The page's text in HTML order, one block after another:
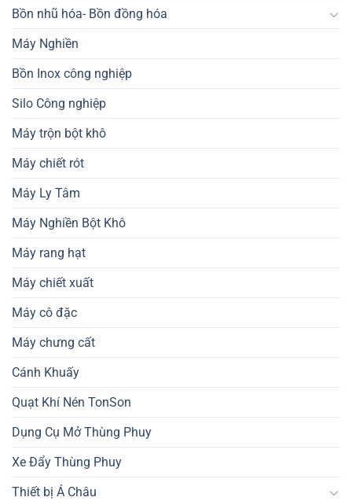
Bồn nhũ hóa- Bồn đồng hóa
Máy Nghiền
Bồn Inox công nghiệp
Silo Công nghiệp
Máy trộn bột khô
Máy chiết rót
Máy Ly Tâm
Máy Nghiền Bột Khô
Máy rang hạt
Máy chiết xuất
Máy cô đặc
Máy chưng cất
Cánh Khuấy
Quạt Khí Nén TonSon
Dụng Cụ Mở Thùng Phuy
Xe Đẩy Thùng Phuy
Thiết bị Á Châu